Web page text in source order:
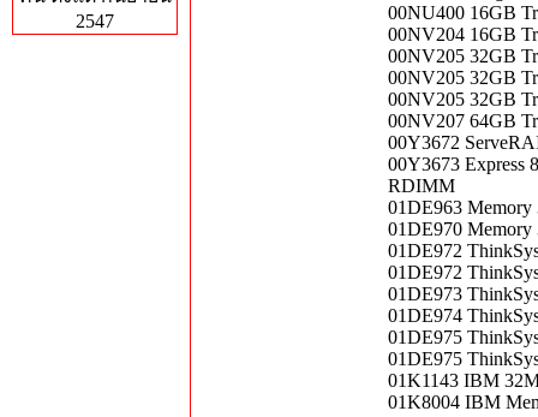
2547
00NU400 16GB
00NV204 16GB
00NV205 32GB
00NV205 32GB
00NV205 32GB
00NV207 64GB
00Y3672
00Y3673 Express
RDIMM
01DE963
01DE970
01DE972
01DE972
01DE973
01DE974
01DE975
01DE975
01K1143 IBM
01K8004 IBM